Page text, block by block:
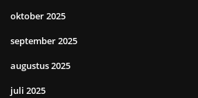
oktober 2025
september 2025
augustus 2025
juli 2025